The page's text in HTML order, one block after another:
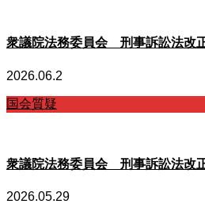
衆議院法務委員会 刑事訴訟法改
2026.06.2
国会質疑
衆議院法務委員会 刑事訴訟法改
2026.05.29